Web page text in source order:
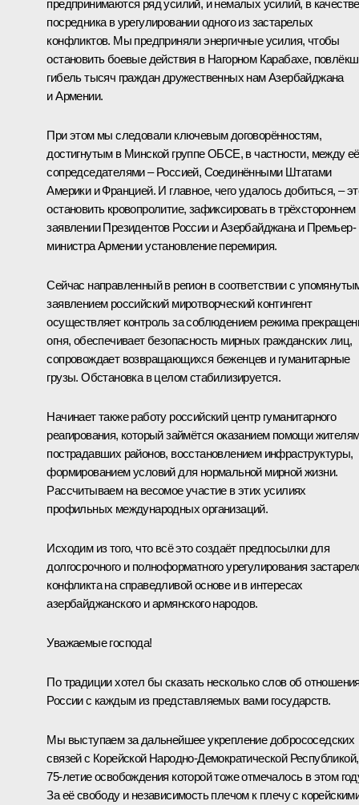
предпринимаются ряд усилий, и немалых усилий, в качестве
посредника в урегулировании одного из застарелых
конфликтов. Мы предприняли энергичные усилия, чтобы
остановить боевые действия в Нагорном Карабахе,
гибель тысяч граждан дружественных нам Азербайджана
и Армении.
При этом мы следовали ключевым договорённостям,
достигнутым в Минской группе ОБСЕ, в частности, между её
сопредседателями – Россией, Соединёнными Штатами
Америки и Францией. И главное, чего удалось добиться, –
остановить кровопролитие, зафиксировать в трёхстороннем
заявлении Президентов России и Азербайджана и Премьер-
министра Армении установление перемирия.
Сейчас направленный в регион в соответствии с
заявлением российский миротворческий контингент
осуществляет контроль за соблюдением режима
огня, обеспечивает безопасность мирных гражданских лиц,
сопровождает возвращающихся беженцев и гуманитарные
грузы. Обстановка в целом стабилизируется.
Начинает также работу российский центр гуманитарного
реагирования, который займётся оказанием помощи
пострадавших районов, восстановлением инфраструктуры,
формированием условий для нормальной мирной жизни.
Рассчитываем на весомое участие в этих усилиях
профильных международных организаций.
Исходим из того, что всё это создаёт предпосылки для
долгосрочного и полноформатного урегулирования
конфликта на справедливой основе и в интересах
азербайджанского и армянского народов.
Уважаемые господа!
По традиции хотел бы сказать несколько слов об
России с каждым из представляемых вами государств.
Мы выступаем за дальнейшее укрепление добрососедских
связей с Корейской Народно-Демократической Республикой,
75-летие освобождения которой тоже отмечалось в этом
За её свободу и независимость плечом к плечу с